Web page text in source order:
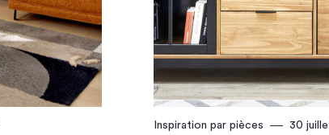
Inspiration par pièces 30